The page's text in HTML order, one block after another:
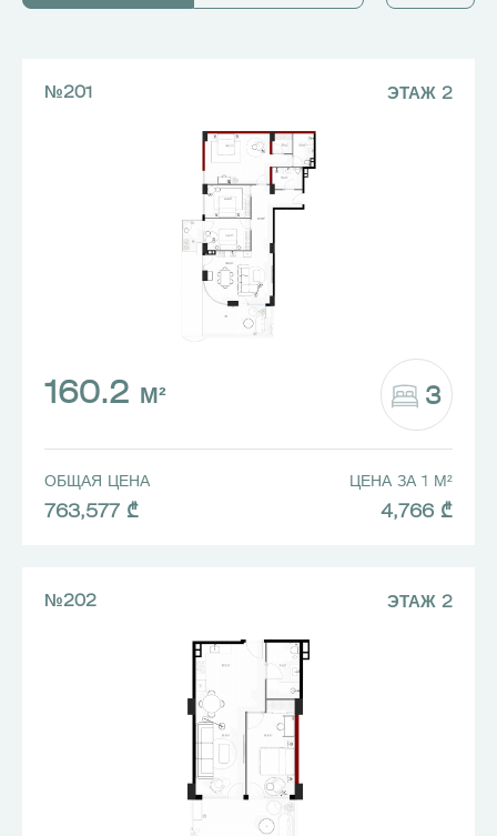
№201 ЭТАЖ 2
160.2 М² 3
ОБЩАЯ ЦЕНА
763,577 ₾
ЦЕНА ЗА 1 М²
4,766 ₾
№202 ЭТАЖ 2